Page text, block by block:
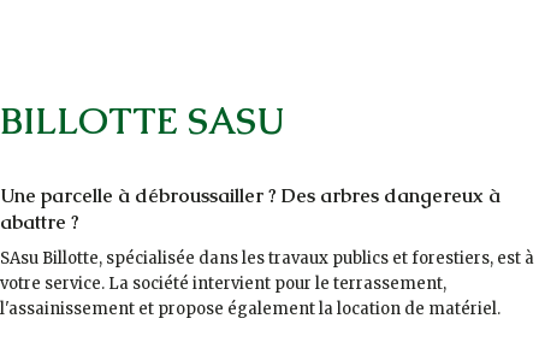
BILLOTTE SASU
Une parcelle à débroussailler ? Des arbres dangereux à
abattre ?
SAsu Billotte, spécialisée dans les travaux publics et forestiers, est à
votre service. La société intervient pour le terrassement,
l'assainissement et propose également la location de matériel.